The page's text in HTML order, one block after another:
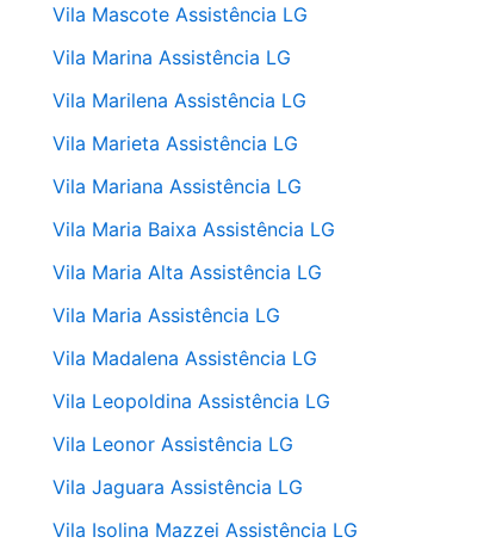
Vila Mascote Assistência LG
Vila Marina Assistência LG
Vila Marilena Assistência LG
Vila Marieta Assistência LG
Vila Mariana Assistência LG
Vila Maria Baixa Assistência LG
Vila Maria Alta Assistência LG
Vila Maria Assistência LG
Vila Madalena Assistência LG
Vila Leopoldina Assistência LG
Vila Leonor Assistência LG
Vila Jaguara Assistência LG
Vila Isolina Mazzei Assistência LG